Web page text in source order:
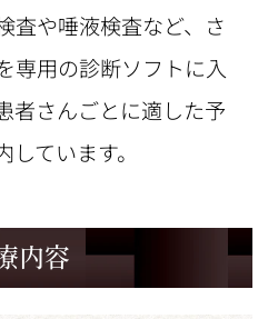
査や唾液検査など、さ
専用の診断ソフトに入
者さんごとに適した予
ています。
療内容